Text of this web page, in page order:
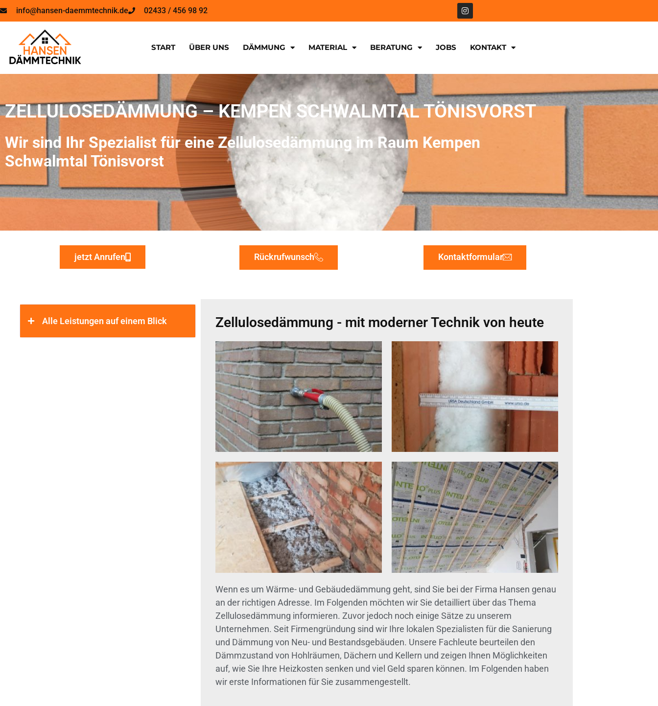
info@hansen-daemmtechnik.de 02433 / 456 98 92
START ÜBER UNS DÄMMUNG MATERIAL BERATUNG JOBS KONTAKT
ZELLULOSEDÄMMUNG – KEMPEN SCHWALMTAL TÖNISVORST
Wir sind Ihr Spezialist für eine Zellulosedämmung im Raum Kempen
Schwalmtal Tönisvorst
jetzt Anrufen Rückrufwunsch Kontaktformular
Alle Leistungen auf einem Blick Zellulosedämmung - mit moderner Technik von heute
Wenn es um Wärme- und Gebäudedämmung geht, sind Sie bei der Firma Hansen genau
an der richtigen Adresse. Im Folgenden möchten wir Sie detailliert über das Thema
Zellulosedämmung informieren. Zuvor jedoch noch einige Sätze zu unserem
Unternehmen. Seit Firmengründung sind wir Ihre lokalen Spezialisten für die Sanierung
und Dämmung von Neu- und Bestandsgebäuden. Unsere Fachleute beurteilen den
Dämmzustand von Hohlräumen, Dächern und Kellern und zeigen Ihnen Möglichkeiten
auf, wie Sie Ihre Heizkosten senken und viel Geld sparen können. Im Folgenden haben
wir erste Informationen für Sie zusammengestellt.